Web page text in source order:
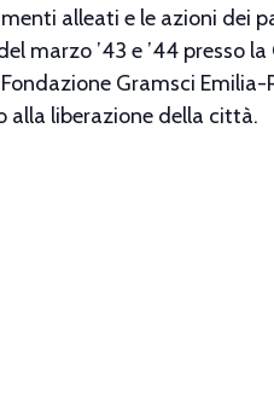
alleati e le azioni dei
marzo ’43 e ’44 presso
Gramsci
alla liberazione della città.